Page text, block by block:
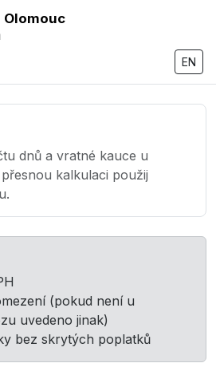
EN
dnů a vratné kauce u
kalkulaci použij
(pokud není u
uvedeno jinak)
bez skrytých poplatků